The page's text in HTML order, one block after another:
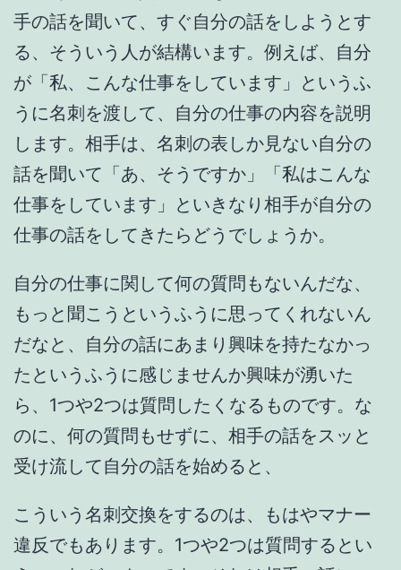
手の話を聞いて、すぐ自分の話をしようとす
る、そういう人が結構います。例えば、自分
が「私、こんな仕事をしています」というふ
うに名刺を渡して、自分の仕事の内容を説明
します。相手は、名刺の表しか見ない自分の
話を聞いて「あ、そうですか」「私はこんな
仕事をしています」といきなり相手が自分の
仕事の話をしてきたらどうでしょうか。
自分の仕事に関して何の質問もないんだな、
もっと聞こうというふうに思ってくれないん
だなと、自分の話にあまり興味を持たなかっ
たというふうに感じませんか興味が湧いた
ら、1つや2つは質問したくなるものです。な
のに、何の質問もせずに、相手の話をスッと
受け流して自分の話を始めると、
こういう名刺交換をするのは、もはやマナー
違反でもあります。1つや2つは質問するとい